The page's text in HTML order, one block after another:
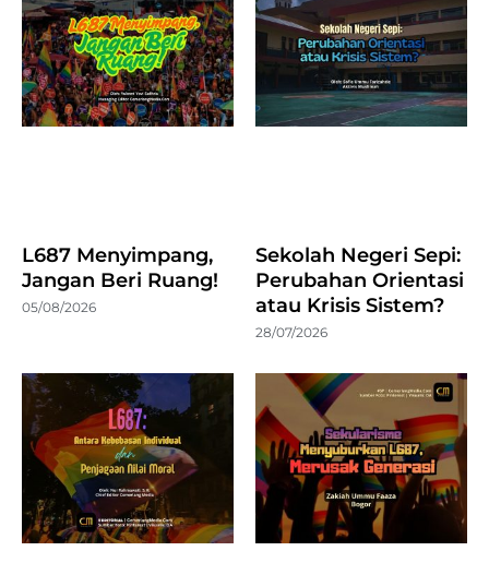
L687 Menyimpang,
Jangan Beri Ruang!
05/08/2026
Sekolah Negeri Sepi:
Perubahan Orientasi
atau Krisis Sistem?
28/07/2026